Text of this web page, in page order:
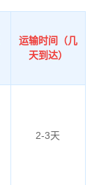
运输时间（几
天到达）
2-3天